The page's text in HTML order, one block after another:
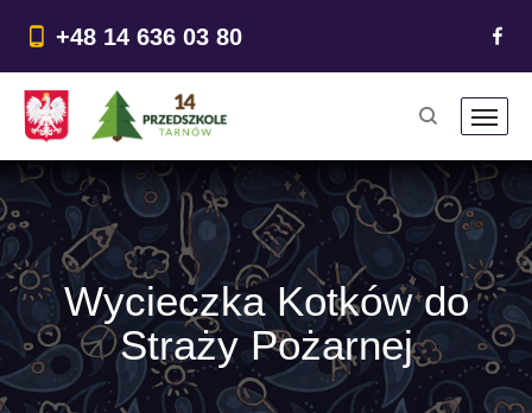
treści
+48 14 636 03 80
Wycieczka Kotków do
Straży Pożarnej